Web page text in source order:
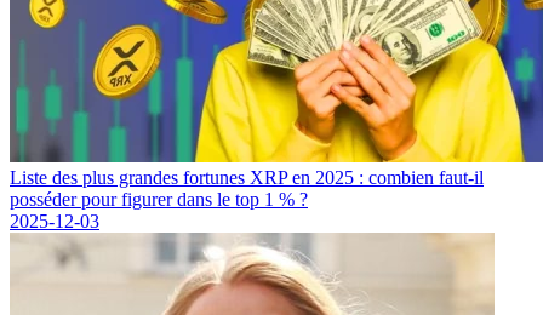
Liste des plus grandes fortunes XRP en 2025 : combien faut-il
posséder pour figurer dans le top 1 % ?
2025-12-03